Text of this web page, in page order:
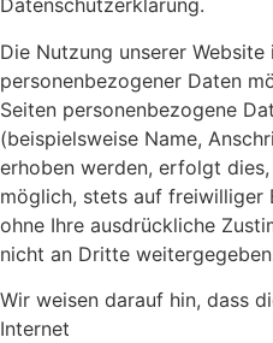
Datenschutzerklärung.
Die Nutzung unserer
personenbezogener Daten
Seiten personenbezogene
(beispielsweise Name,
erhoben werden, erfolgt
möglich, stets auf freiwilliger
ohne Ihre ausdrückliche
nicht an Dritte
Wir weisen darauf hin, dass
Internet